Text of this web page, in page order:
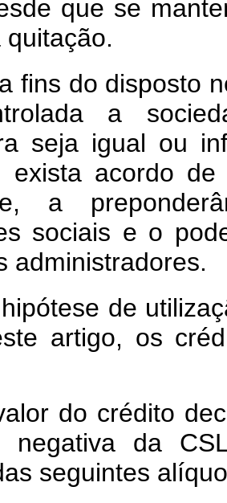
que se
fins do disposto
a
seja igual ou
exista acordo
a
sociais e o
administradores.
de
artigo, os
do crédito
negativa da
seguintes